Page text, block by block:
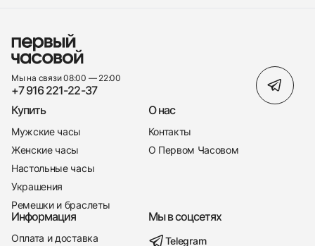
Мы на связи 08:00 — 22:00
+7 916 221-22-37
Купить
Мужские часы
Женские часы
Настольные часы
Украшения
Ремешки и браслеты
О нас
Контакты
О Первом Часовом
Информация
Оплата и доставка
Мы в соцсетях
Telegram